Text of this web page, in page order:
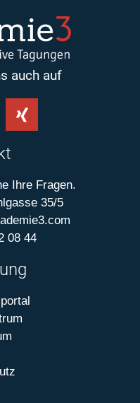
auch auf
Ihre Fragen.
35/5
08 44